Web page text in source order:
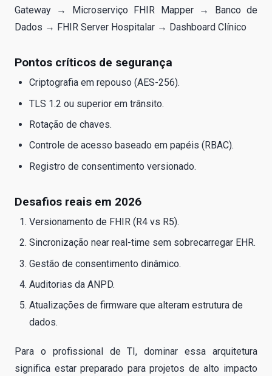
Gateway → Microserviço FHIR Mapper → Banco de
Dados → FHIR Server Hospitalar → Dashboard Clínico
Pontos críticos de segurança
Criptografia em repouso (AES-256).
TLS 1.2 ou superior em trânsito.
Rotação de chaves.
Controle de acesso baseado em papéis (RBAC).
Registro de consentimento versionado.
Desafios reais em 2026
Versionamento de FHIR (R4 vs R5).
Sincronização near real-time sem sobrecarregar EHR.
Gestão de consentimento dinâmico.
Auditorias da ANPD.
Atualizações de firmware que alteram estrutura de
dados.
Para o profissional de TI, dominar essa arquitetura
significa estar preparado para projetos de alto impacto